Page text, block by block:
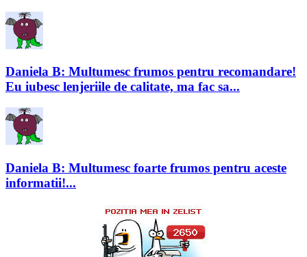
Daniela B: Multumesc frumos pentru recomandare!
Eu iubesc lenjeriile de calitate, ma fac sa...
Daniela B: Multumesc foarte frumos pentru aceste
informatii!...